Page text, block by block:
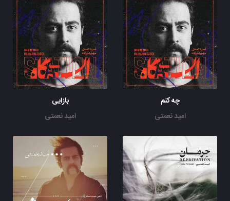
چه کنم
امید نعمتی
بازایی
امید نعمتی